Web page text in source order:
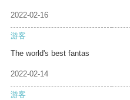
2022-02-16
游客
The world's best fantas
2022-02-14
游客